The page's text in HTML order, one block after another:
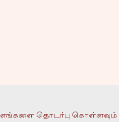
எங்களை தொடர்பு கொள்ளவும்